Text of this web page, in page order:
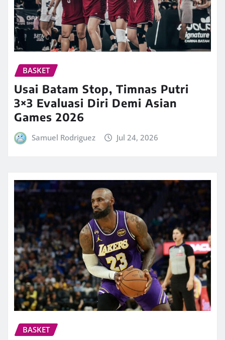
BASKET
Usai Batam Stop, Timnas Putri
3×3 Evaluasi Diri Demi Asian
Games 2026
Samuel Rodriguez Jul 24, 2026
BASKET